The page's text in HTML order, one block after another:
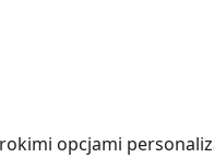
opcjami